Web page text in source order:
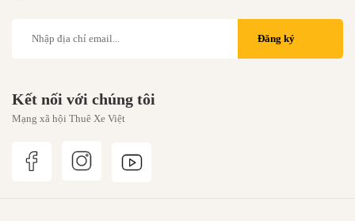
Đăng ký
Kết nối với chúng tôi
Mạng xã hội Thuê Xe Việt